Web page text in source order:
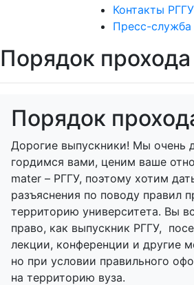
Контакты РГГУ
Пресс-служба
Порядок
Порядок
Дорогие выпускники! Мы очень
гордимся вами, ценим ваше
mater – РГГУ, поэтому хотим
разъяснения по поводу правил
территорию университета. Вы
право, как выпускник РГГУ,
лекции, конференции и другие
но при условии правильного
на территорию вуза.